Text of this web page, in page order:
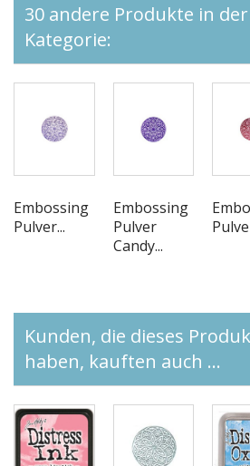
30 andere Produkte in
Kategorie:
Embossing
Pulver...
Embossing
Pulver
Candy...
Kunden, die dieses
haben, kauften auch ...